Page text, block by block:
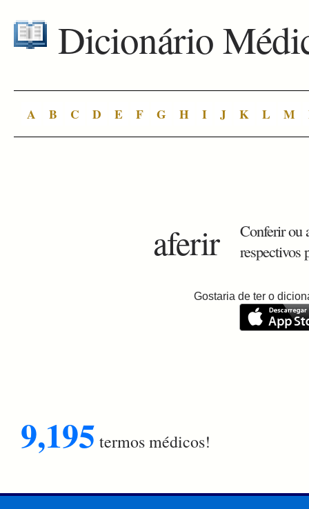
Dicionário
A B C D E F G H I J K L M
aferir
Conferir ou
respectivos
Gostaria de ter o
9,195 termos médicos!